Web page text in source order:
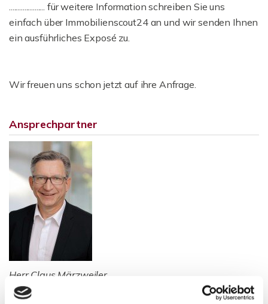
..................... für weitere Information schreiben Sie uns
einfach über Immobilienscout24 an und wir senden Ihnen
ein ausführliches Exposé zu.
Wir freuen uns schon jetzt auf ihre Anfrage.
Ansprechpartner
Herr Claus Märzweiler
Telefon: +49 6252 3058941